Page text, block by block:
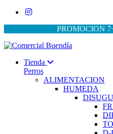
PROMOCION 7+1 en
Tienda
Perros
ALIMENTACION
HUMEDA